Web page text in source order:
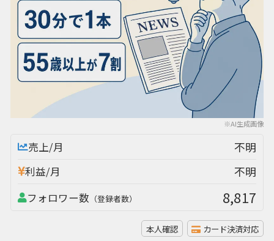
※AI生成画像
売上/月 不明
利益/月 不明
フォロワー数 （登録者数） 8,817
本人確認 カード決済対応